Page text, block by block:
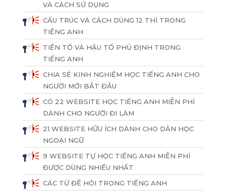
VÀ CÁCH SỬ DỤNG
CẤU TRÚC VÀ CÁCH DÙNG 12 THÌ TRONG
TIẾNG ANH
TIỀN TỐ VÀ HẬU TỐ PHỦ ĐỊNH TRONG
TIẾNG ANH
CHIA SẺ KINH NGHIỆM HỌC TIẾNG ANH CHO
NGƯỜI MỚI BẮT ĐẦU
CÓ 22 WEBSITE HỌC TIẾNG ANH MIỄN PHÍ
DÀNH CHO NGƯỜI ĐI LÀM
21 WEBSITE HỮU ÍCH DÀNH CHO DÂN HỌC
NGOẠI NGỮ
9 WEBSITE TỰ HỌC TIẾNG ANH MIỄN PHÍ
ĐƯỢC DÙNG NHIỀU NHẤT
CÁC TỪ ĐỂ HỎI TRONG TIẾNG ANH